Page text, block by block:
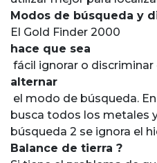
Modos de búsqueda y
El Gold Finder 2000
hace que sea
fácil ignorar o discriminar
alternar
el modo de búsqueda.
busca todos los metales
búsqueda 2 se ignora el
Balance de tierra ?